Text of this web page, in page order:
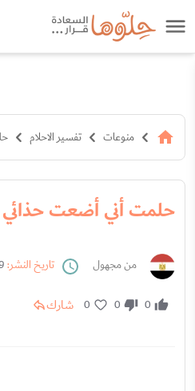
منوعات تفسير الاحلام
حلمت أني أضعت حذائي
من مجهول تاريخ النشر:
0
0
0 شارك